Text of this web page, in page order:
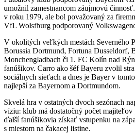
umožnil zamestnancom záujmovú
v roku 1979, ale bol považovaný za
VfL Wolsfburg podporovaný
V okolitých veľkých mestách Severného
Borussia Dortmund, Fortuna Dusseldorf,
Monchengladbach či 1. FC Kolín nad
fanúšikov. Carro ako šéf Bayeru zvolil
sociálnych sieťach a dnes je Bayer v
najlepší za Bayernom a Dortmundom.
Skvelá hra v ostatných dvoch sezónach
víziu: klub má dostatočný počet majiteľov
ďalší fanúšikovia získať vstupenku na
s miestom na čakacej listine.